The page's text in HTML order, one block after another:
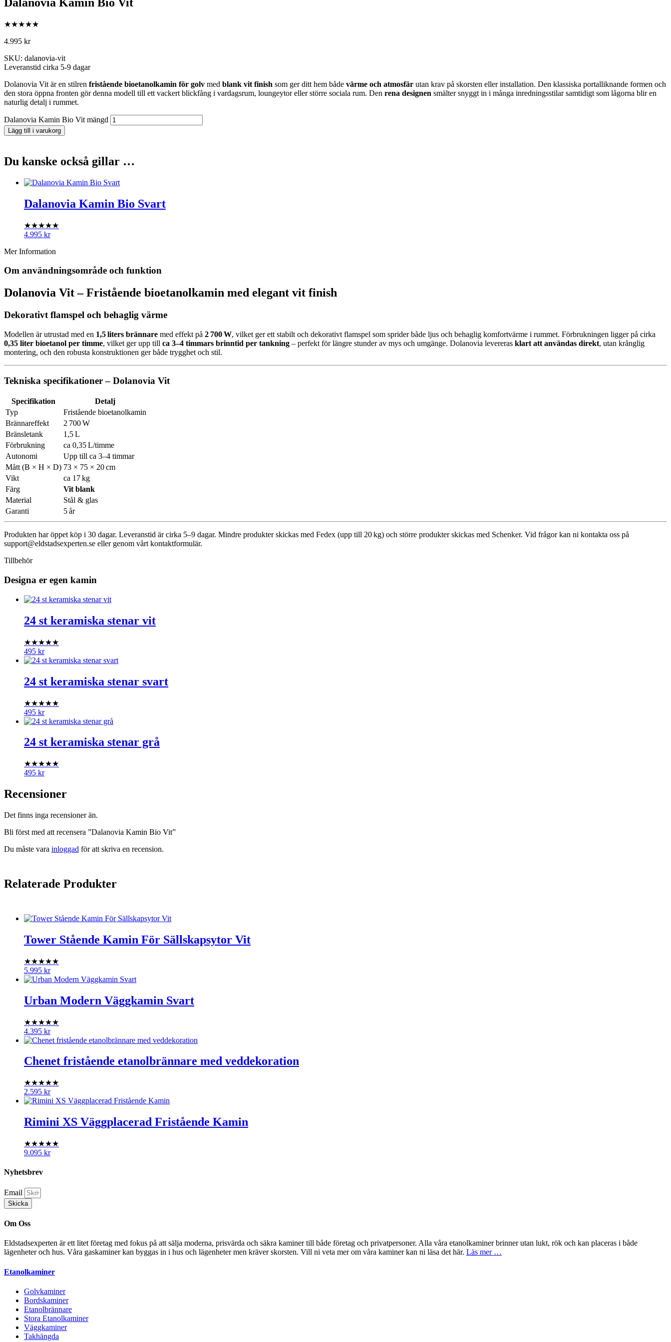
Dalanovia Kamin Bio Vit
★★★★★
4.995 kr
SKU: dalanovia-vit
Leveranstid cirka 5-9 dagar
Dolanovia Vit är en stilren fristående bioetanolkamin för golv med blank vit finish som ger ditt hem både värme och atmosfär utan krav på skorsten eller installation. Den klassiska portalliknande formen och
den stora öppna fronten gör denna modell till ett vackert blickfång i vardagsrum, loungeytor eller större sociala rum. Den rena designen smälter snyggt in i många inredningsstilar samtidigt som lågorna blir en
naturlig detalj i rummet.
Dalanovia Kamin Bio Vit mängd
Lägg till i varukorg
Du kanske också gillar …
Dalanovia Kamin Bio Svart
★★★★★
4.995 kr
Mer Information
Om användningsområde och funktion
Dolanovia Vit – Fristående bioetanolkamin med elegant vit finish
Dekorativt flamspel och behaglig värme
Modellen är utrustad med en 1,5 liters brännare med effekt på 2 700 W, vilket ger ett stabilt och dekorativt flamspel som sprider både ljus och behaglig komfortvärme i rummet. Förbrukningen ligger på cirka
0,35 liter bioetanol per timme, vilket ger upp till ca 3–4 timmars brinntid per tankning – perfekt för längre stunder av mys och umgänge. Dolanovia levereras klart att användas direkt, utan krånglig
montering, och den robusta konstruktionen ger både trygghet och stil.
Tekniska specifikationer – Dolanovia Vit
Specifikation
Detalj
Typ
Fristående bioetanolkamin
Brännareffekt
2 700 W
Bränsletank
1,5 L
Förbrukning
ca 0,35 L/timme
Autonomi
Upp till ca 3–4 timmar
Mått (B × H × D) 73 × 75 × 20 cm
Vikt
ca 17 kg
Färg
Vit blank
Material
Stål & glas
Garanti
5 år
Produkten har öppet köp i 30 dagar. Leveranstid är cirka 5–9 dagar. Mindre produkter skickas med Fedex (upp till 20 kg) och större produkter skickas med Schenker. Vid frågor kan ni kontakta oss på
support@eldstadsexperten.se eller genom vårt kontaktformulär.
Tillbehör
Designa er egen kamin
24 st keramiska stenar vit
★★★★★
495 kr
24 st keramiska stenar svart
★★★★★
495 kr
24 st keramiska stenar grå
★★★★★
495 kr
Recensioner
Det finns inga recensioner än.
Bli först med att recensera ”Dalanovia Kamin Bio Vit”
Du måste vara inloggad för att skriva en recension.
Relaterade Produkter
Tower Stående Kamin För Sällskapsytor Vit
★★★★★
5.995 kr
Urban Modern Väggkamin Svart
★★★★★
4.395 kr
Chenet fristående etanolbrännare med veddekoration
★★★★★
2.595 kr
Rimini XS Väggplacerad Fristående Kamin
★★★★★
9.095 kr
Nyhetsbrev
Email
Skicka
Om Oss
Eldstadsexperten är ett litet företag med fokus på att sälja moderna, prisvärda och säkra kaminer till både företag och privatpersoner. Alla våra etanolkaminer brinner utan lukt, rök och kan placeras i både
lägenheter och hus. Våra gaskaminer kan byggas in i hus och lägenheter men kräver skorsten. Vill ni veta mer om våra kaminer kan ni läsa det här. Läs mer …
Etanolkaminer
Golvkaminer
Bordskaminer
Etanolbrännare
Stora Etanolkaminer
Väggkaminer
Takhängda